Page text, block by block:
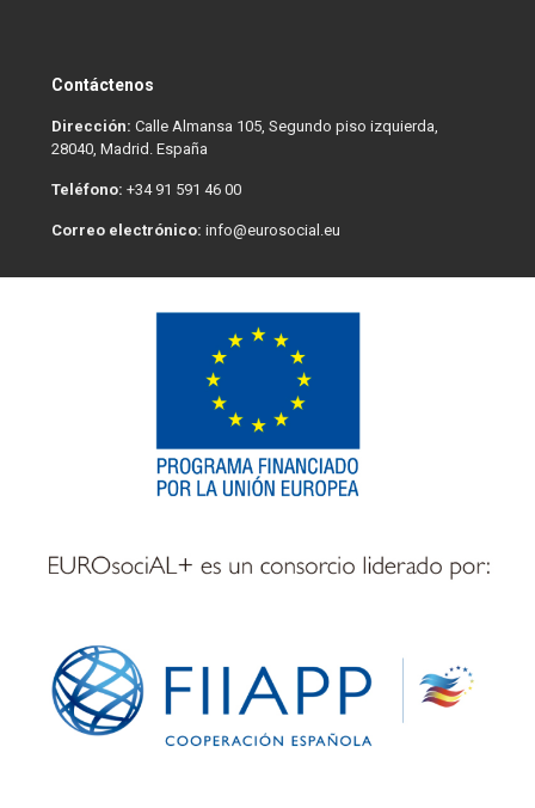
Contáctenos
Dirección: Calle Almansa 105, Segundo piso izquierda,
28040, Madrid. España
Teléfono: +34 91 591 46 00
Correo electrónico: info@eurosocial.eu